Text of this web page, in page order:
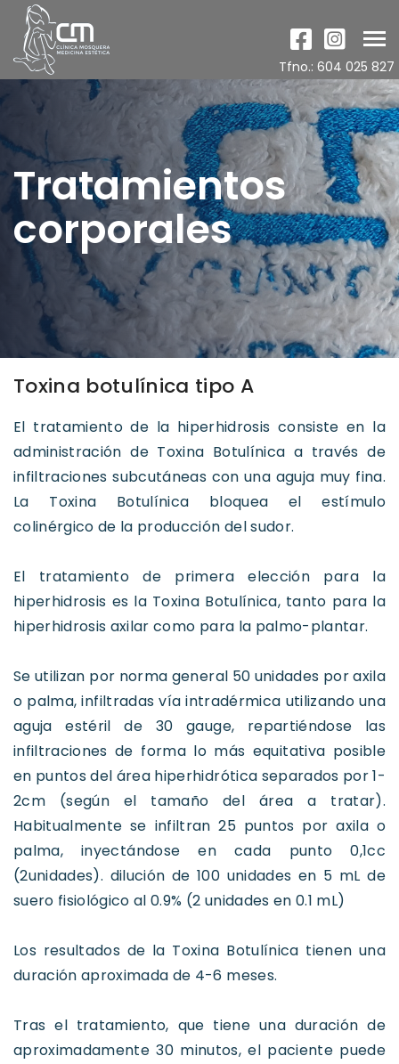
Tfno.: 604 025 827
Tratamientos
corporales
Toxina botulínica tipo A
El tratamiento de la hiperhidrosis consiste en la
administración de Toxina Botulínica a través de
infiltraciones subcutáneas con una aguja muy fina.
La Toxina Botulínica bloquea el estímulo
colinérgico de la producción del sudor.
El tratamiento de primera elección para la
hiperhidrosis es la Toxina Botulínica, tanto para la
hiperhidrosis axilar como para la palmo-plantar.
Se utilizan por norma general 50 unidades por axila
o palma, infiltradas vía intradérmica utilizando una
aguja estéril de 30 gauge, repartiéndose las
infiltraciones de forma lo más equitativa posible
en puntos del área hiperhidrótica separados por 1-
2cm (según el tamaño del área a tratar).
Habitualmente se infiltran 25 puntos por axila o
palma, inyectándose en cada punto 0,1cc
(2unidades). dilución de 100 unidades en 5 mL de
suero fisiológico al 0.9% (2 unidades en 0.1 mL)
Los resultados de la Toxina Botulínica tienen una
duración aproximada de 4-6 meses.
Tras el tratamiento, que tiene una duración de
aproximadamente 30 minutos, el paciente puede